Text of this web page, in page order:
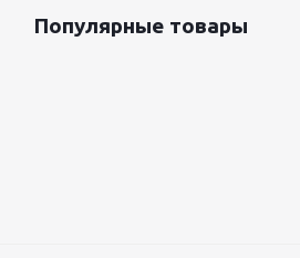
Популярные товары